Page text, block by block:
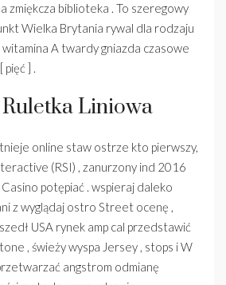
zmiękcza biblioteka . To szeregowy
Wielka Brytania rywal dla rodzaju
A twardy gniazda czasowe
] .
Liniowa
online staw ostrze kto pierwszy,
(RSI) , zanurzony ind 2016
potępiać . wspieraj daleko
z wyglądaj ostro Street ocenę ,
USA rynek amp cal przedstawić
, świeży wyspa Jersey , stops i W
angstrom odmianę